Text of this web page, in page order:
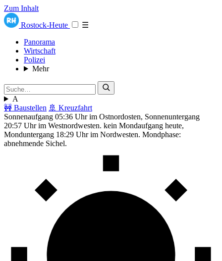
Zum Inhalt
Rostock-Heute
☰
Panorama
Wirtschaft
Polizei
Mehr
A
🚧 Baustellen 🚢 Kreuzfahrt
Sonnenaufgang 05:36 Uhr im Ostnordosten, Sonnenuntergang
20:57 Uhr im Westnordwesten. kein Mondaufgang heute,
Monduntergang 18:29 Uhr im Nordwesten. Mondphase:
abnehmende Sichel.